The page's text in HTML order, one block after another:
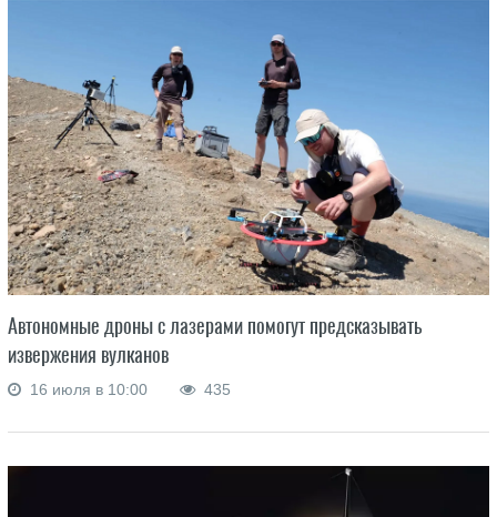
Автономные дроны с лазерами помогут предсказывать
извержения вулканов
16 июля в 10:00 435